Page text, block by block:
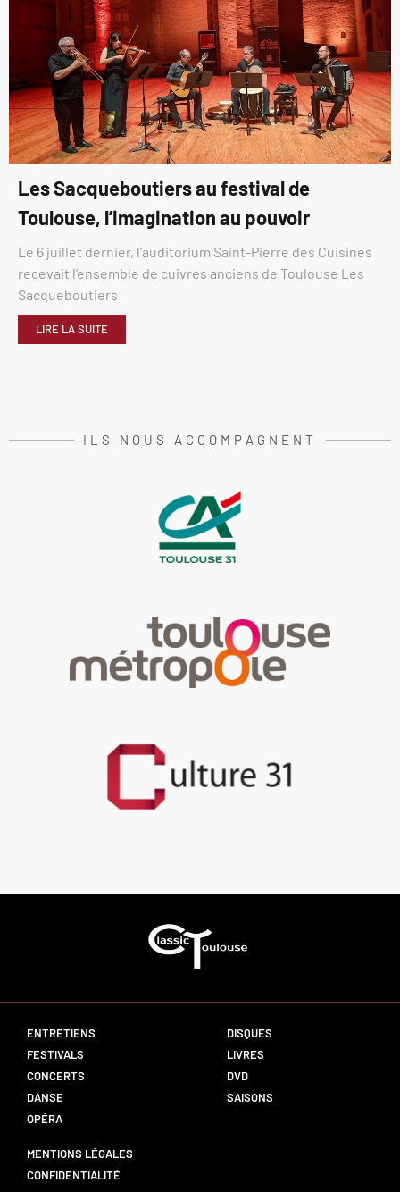
Les Sacqueboutiers au festival de
Toulouse, l’imagination au pouvoir
Le 6 juillet dernier, l’auditorium Saint-Pierre des Cuisines
recevait l’ensemble de cuivres anciens de Toulouse Les
Sacqueboutiers
LIRE LA SUITE
ILS NOUS ACCOMPAGNENT
ENTRETIENS
FESTIVALS
CONCERTS
DANSE
OPÉRA
DISQUES
LIVRES
DVD
SAISONS
MENTIONS LÉGALES
CONFIDENTIALITÉ